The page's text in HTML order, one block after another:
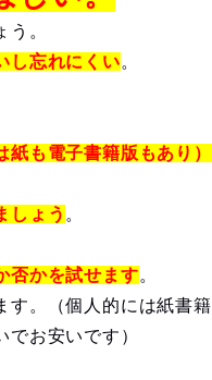
う。
し忘れにくい。
も電子書籍版もあり）
しょう 。
否かを試せます。
す。（個人的には紙書籍
お安いです）